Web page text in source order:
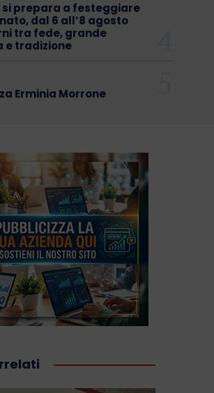
si prepara a festeggiare
dal 6 all’8 agosto
tra fede, grande
e tradizione
Erminia Morrone